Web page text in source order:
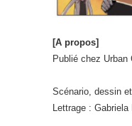
[A propos]
Publié chez Urban
Scénario, dessin
Lettrage : Gabriela